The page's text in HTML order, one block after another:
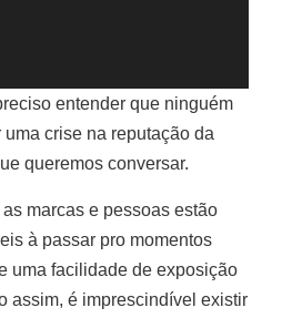
entender que ninguém
crise na reputação da
queremos conversar.
marcas e pessoas estão
à passar pro momentos
uma facilidade de exposição
assim, é imprescindível existir